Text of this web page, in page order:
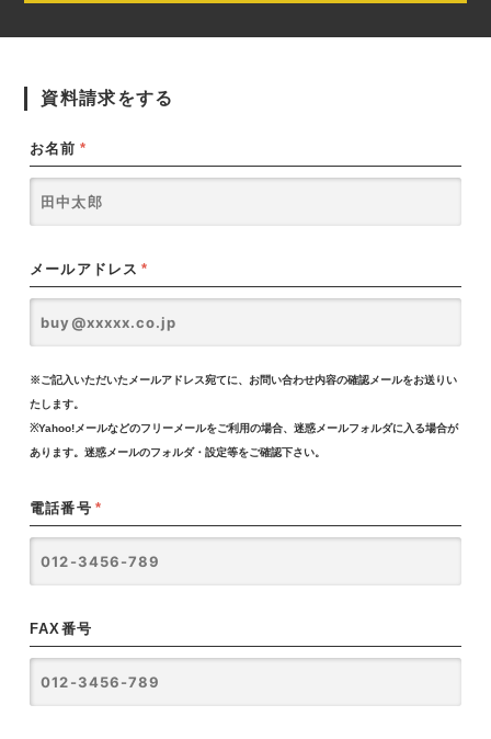
資料請求をする
お名前 *
メールアドレス *
※ご記入いただいたメールアドレス宛てに、お問い合わせ内容の確認メールをお送りい
たします。
※Yahoo!メールなどのフリーメールをご利用の場合、迷惑メールフォルダに入る場合が
あります。迷惑メールのフォルダ・設定等をご確認下さい。
電話番号 *
FAX番号